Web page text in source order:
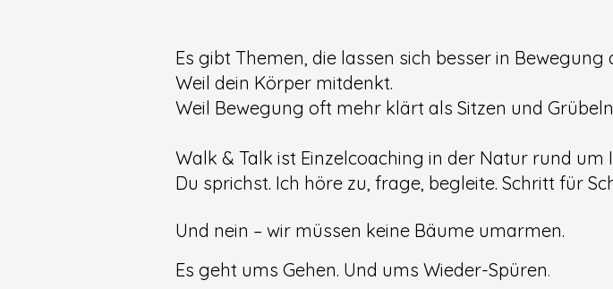
Es gibt Themen, die lassen sich besser in Bewegung
Weil dein Körper mitdenkt.
Weil Bewegung oft mehr klärt als Sitzen und
Walk & Talk ist Einzelcoaching in der Natur rund
Du sprichst. Ich höre zu, frage, begleite. Schritt für
Und nein – wir müssen keine Bäume umarmen.
Es geht ums Gehen. Und ums Wieder-Spüren.